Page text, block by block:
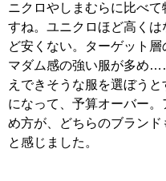
ニクロやしまむらに比べ
すね。ユニクロほど高く
ど安くない。ターゲット層
マダム感の強い服が多め
えできそうな服を選ぼう
になって、予算オーバー
め方が、どちらのブラン
と感じました。